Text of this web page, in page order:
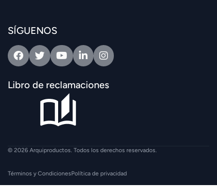
SÍGUENOS
FacebookTwitterYoutubeLinkedinIntagram
Libro de reclamaciones
© 2026 Arquiproductos. Todos los derechos reservados.
Términos y CondicionesPolítica de privacidad